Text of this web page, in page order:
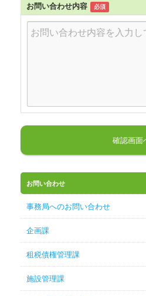
お問い合わせ内容 必須
お問い合わせ
事務局へのお問い合わせ
企画課
租税債権管理課
施設管理課